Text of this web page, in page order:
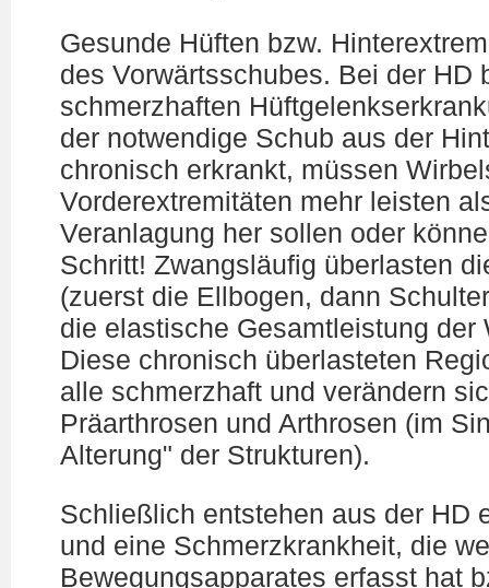
Gesunde Hüften bzw.
des Vorwärtsschubes. Bei der HD
schmerzhaften
der notwendige Schub aus der
chronisch erkrankt, müssen
Vorderextremitäten mehr leisten
Veranlagung her sollen oder
Schritt! Zwangsläufig überlasten
(zuerst die Ellbogen, dann
die elastische Gesamtleistung der
Diese chronisch überlasteten
alle schmerzhaft und verändern
Präarthrosen und Arthrosen (im
Alterung" der Strukturen).
Schließlich entstehen aus der HD
und eine Schmerzkrankheit, die
Bewegungsapparates erfasst hat